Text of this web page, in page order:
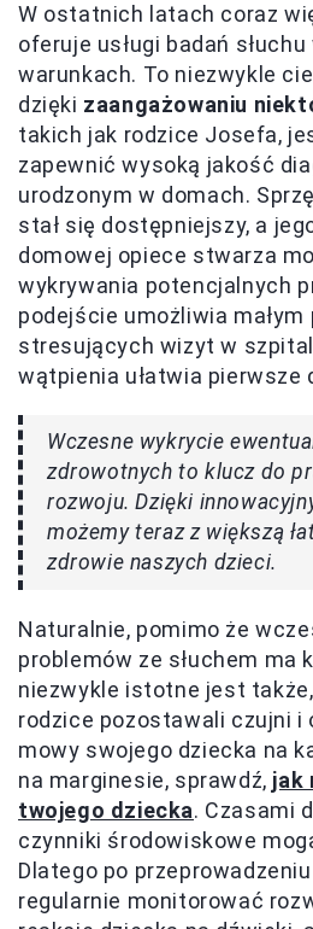
W ostatnich latach coraz
oferuje usługi badań
warunkach. To niezwykle
dzięki zaangażowaniu
takich jak rodzice Josefa,
zapewnić wysoką jakość
urodzonym w domach.
stał się dostępniejszy, a
domowej opiece stwarza
wykrywania potencjalnych
podejście umożliwia
stresujących wizyt w
wątpienia ułatwia pierwsze
Wczesne wykrycie
zdrowotnych to klucz do
rozwoju. Dzięki
możemy teraz z większą
zdrowie naszych dzieci.
Naturalnie, pomimo że
problemów ze słuchem ma
niezwykle istotne jest
rodzice pozostawali czujni i
mowy swojego dziecka na
na marginesie, sprawdź, jak
twojego dziecka. Czasami
czynniki środowiskowe
Dlatego po
regularnie monitorować